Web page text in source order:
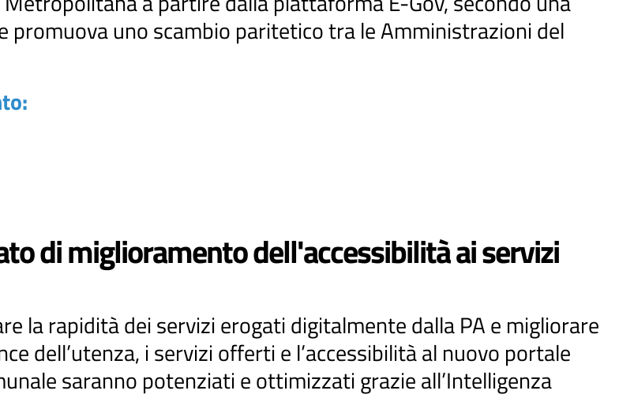
promuova uno scambio paritetico tra le Amministrazioni del
di miglioramento dell'accessibilità ai servizi
la rapidità dei servizi erogati digitalmente dalla PA e migliorare
dell’utenza, i servizi offerti e l’accessibilità al nuovo portale
saranno potenziati e ottimizzati grazie all’Intelligenza